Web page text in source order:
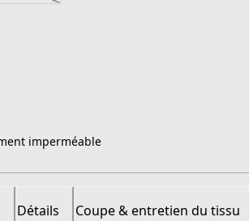
imperméable
Détails Coupe & entretien du tissu